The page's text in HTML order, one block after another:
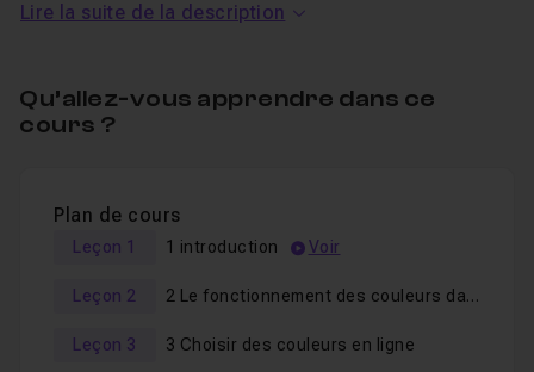
votre propre nuancier pro.
Donc, que vous soyez décorateur, architecte,
scénographe, menuisier ou particulier et que vous avez
à suivre cette formation ! Je reste disponible dans le
salon d'entraide pour répondre à vos éventuelles
questions.
Lire la suite de la description
Qu’allez-vous apprendre dans ce
cours ?
Plan de cours
Leçon 1 1 introduction Voir
Leçon 2 2 Le fonctionnement des couleurs dans SketchUp
Leçon 3 3 Choisir des couleurs en ligne